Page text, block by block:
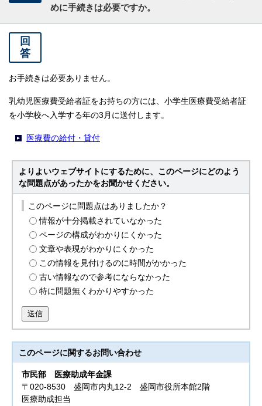
めに手続きは必要ですか。
回
答
お手続きは必要ありません。
乳幼児医療費受給者証をお持ちの方には、小学生医療費受給者証
を小学校へ入学する年の3月に送付します。
医療費の給付・貸付
よりよいウェブサイトにするために、このページにどのよう
な問題点があったかをお聞かせください。
このページに問題点はありましたか？
情報が十分掲載されていなかった
ページの構成がわかりにくかった
文章や表現がわかりにくかった
この情報を見付けるのに時間がかかった
古い情報なので参考にならなかった
特に問題無くわかりやすかった
送信
このページに関するお問い合わせ
市民部
医療助成年金課
〒020-8530 盛岡市内丸12-2 盛岡市役所本館2階
医療助成担当